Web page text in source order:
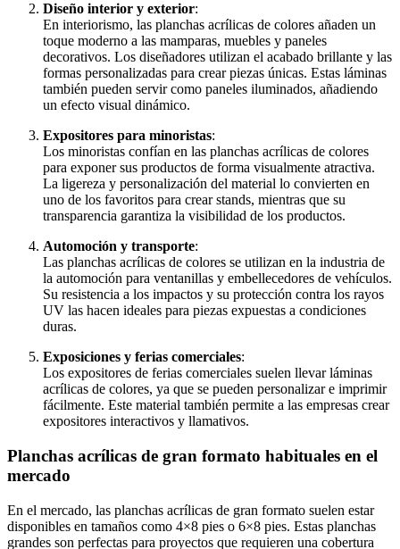
Diseño interior y exterior:
En interiorismo, las planchas acrílicas de colores añaden un
toque moderno a las mamparas, muebles y paneles
decorativos. Los diseñadores utilizan el acabado brillante y las
formas personalizadas para crear piezas únicas. Estas láminas
también pueden servir como paneles iluminados, añadiendo
un efecto visual dinámico.
Expositores para minoristas:
Los minoristas confían en las planchas acrílicas de colores
para exponer sus productos de forma visualmente atractiva.
La ligereza y personalización del material lo convierten en
uno de los favoritos para crear stands, mientras que su
transparencia garantiza la visibilidad de los productos.
Automoción y transporte:
Las planchas acrílicas de colores se utilizan en la industria de
la automoción para ventanillas y embellecedores de vehículos.
Su resistencia a los impactos y su protección contra los rayos
UV las hacen ideales para piezas expuestas a condiciones
duras.
Exposiciones y ferias comerciales:
Los expositores de ferias comerciales suelen llevar láminas
acrílicas de colores, ya que se pueden personalizar e imprimir
fácilmente. Este material también permite a las empresas crear
expositores interactivos y llamativos.
Planchas acrílicas de gran formato habituales en el
mercado
En el mercado, las planchas acrílicas de gran formato suelen estar
disponibles en tamaños como 4×8 pies o 6×8 pies. Estas planchas
grandes son perfectas para proyectos que requieren una cobertura